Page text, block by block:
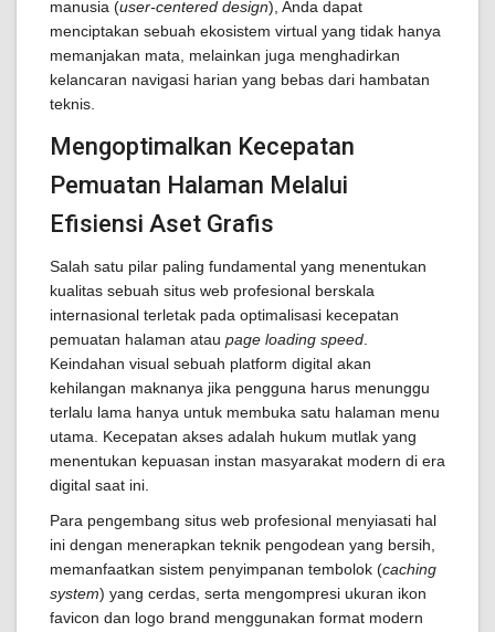
manusia (user-centered design), Anda dapat
menciptakan sebuah ekosistem virtual yang tidak hanya
memanjakan mata, melainkan juga menghadirkan
kelancaran navigasi harian yang bebas dari hambatan
teknis.
Mengoptimalkan Kecepatan
Pemuatan Halaman Melalui
Efisiensi Aset Grafis
Salah satu pilar paling fundamental yang menentukan
kualitas sebuah situs web profesional berskala
internasional terletak pada optimalisasi kecepatan
pemuatan halaman atau page loading speed
Keindahan visual sebuah platform digital akan
kehilangan maknanya jika pengguna harus menunggu
terlalu lama hanya untuk membuka satu halaman menu
utama. Kecepatan akses adalah hukum mutlak yang
menentukan kepuasan instan masyarakat modern di era
digital saat ini.
Para pengembang situs web profesional menyiasati hal
ini dengan menerapkan teknik pengodean yang bersih,
memanfaatkan sistem penyimpanan tembolok (caching
system) yang cerdas, serta mengompresi ukuran ikon
favicon dan logo brand menggunakan format modern